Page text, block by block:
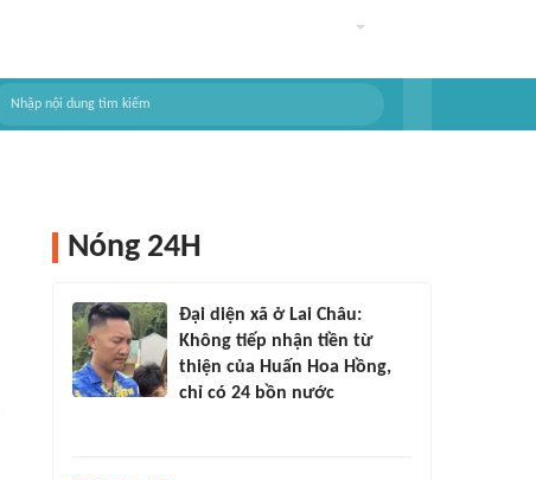
Nóng 24H
Đại diện xã ở Lai Châu:
Không tiếp nhận tiền từ
thiện của Huấn Hoa Hồng,
chỉ có 24 bồn nước